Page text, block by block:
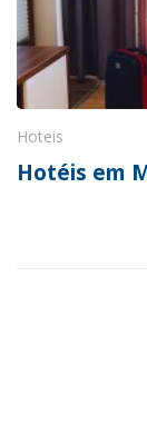
Hoteis
Hotéis em